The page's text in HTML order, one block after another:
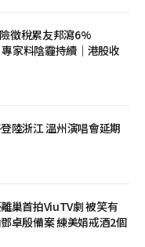
徵稅累友邦瀉6%
家料陰霾持續｜港股收
陸浙江 溫州演唱會延期
巢首拍ViuTV劇 被笑有
卓殷備案 練美娟戒酒2個